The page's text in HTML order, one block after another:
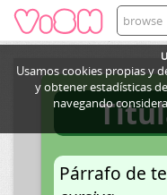
Usamos cookies propias y
y obtener estadísticas
navegando
browse